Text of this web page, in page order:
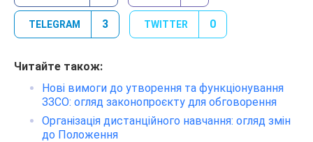
TELEGRAM 3 TWITTER 0
Читайте також:
Нові вимоги до утворення та функціонування
ЗЗСО: огляд законопроєкту для обговорення
Організація дистанційного навчання: огляд змін
до Положення